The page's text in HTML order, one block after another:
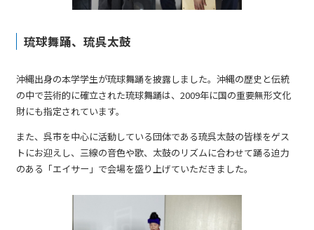
琉球舞踊、琉呉太鼓
沖縄出身の本学学生が琉球舞踊を披露しました。沖縄の歴史と伝統
の中で芸術的に確立された琉球舞踊は、2009年に国の重要無形文化
財にも指定されています。
また、呉市を中心に活動している団体である琉呉太鼓の皆様をゲス
トにお迎えし、三線の音色や歌、太鼓のリズムに合わせて踊る迫力
のある「エイサー」で会場を盛り上げていただきました。